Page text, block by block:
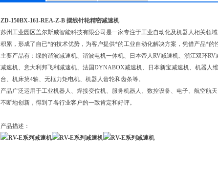
ZD-150BX-161-REA-Z-B 摆线针轮精密减速机
苏州工业园区盖尔斯威智能科技有限公司是一家专注于工业自动化及机器人相关领
积累，形成了自已*的技术优势，为客户提供*的工业自动化解决方案，凭借产品*的
主要产品有：绿的谐波减速机、谐波电机一体机、日本帝人RV减速机、浙江双环
减速机、意大利邦飞利减速机、法国DYNABOX减速机、日本新宝减速机、机器人
台、机床第4轴、无框力矩电机、机器人齿轮和齿条等。
产品广泛运用于工业机器人、焊接变位机、服务机器人、数控设备、电子、航空航
不断地创新，得到了各行业客户的一致肯定和好评。
产品描述：